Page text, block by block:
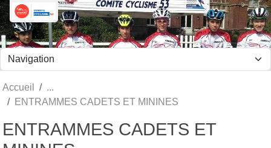
Accueil
ENTRAMMES CADETS ET MININES
ENTRAMMES CADETS ET
Panneau de gestion des cookies